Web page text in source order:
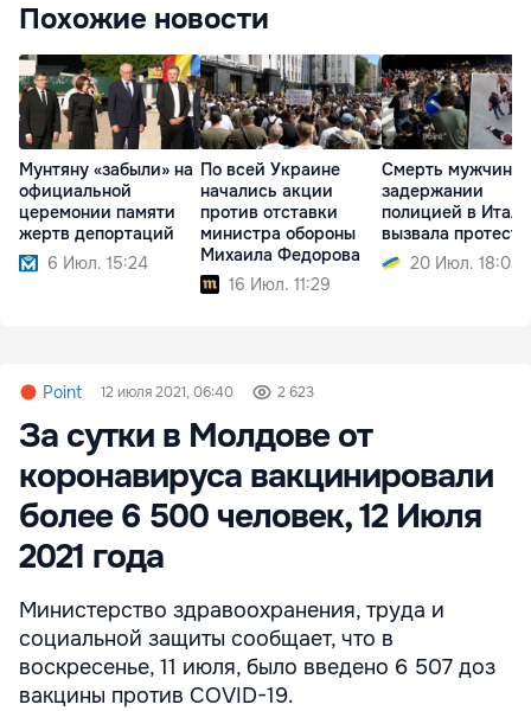
Похожие новости
Мунтяну «забыли» на
официальной
церемонии памяти
жертв депортаций
6 Июл. 15:24
По всей Украине
начались акции
против отставки
министра обороны
Михаила Федорова
16 Июл. 11:29
Смерть мужчины
задержании
полицией в
вызвала протесты
20 Июл. 18:03
Point 12 июля 2021, 06:40 2 623
За сутки в Молдове от
коронавируса вакцинировали
более 6 500 человек, 12 Июля
2021 года
Министерство здравоохранения, труда и
социальной защиты сообщает, что в
воскресенье, 11 июля, было введено 6 507 доз
вакцины против COVID-19.